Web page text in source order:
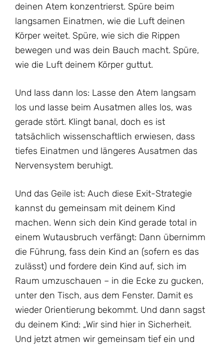
deinen Atem konzentrierst. Spüre beim
langsamen Einatmen, wie die Luft deinen
Körper weitet. Spüre, wie sich die Rippen
bewegen und was dein Bauch macht. Spüre,
wie die Luft deinem Körper guttut.
Und lass dann los: Lasse den Atem langsam
los und lasse beim Ausatmen alles los, was
gerade stört. Klingt banal, doch es ist
tatsächlich wissenschaftlich erwiesen, dass
tiefes Einatmen und längeres Ausatmen das
Nervensystem beruhigt.
Und das Geile ist: Auch diese Exit-Strategie
kannst du gemeinsam mit deinem Kind
machen. Wenn sich dein Kind gerade total in
einem Wutausbruch verfängt: Dann übernimm
die Führung, fass dein Kind an (sofern es das
zulässt) und fordere dein Kind auf, sich im
Raum umzuschauen – in die Ecke zu gucken,
unter den Tisch, aus dem Fenster. Damit es
wieder Orientierung bekommt. Und dann sagst
du deinem Kind: „Wir sind hier in Sicherheit.
Und jetzt atmen wir gemeinsam tief ein und